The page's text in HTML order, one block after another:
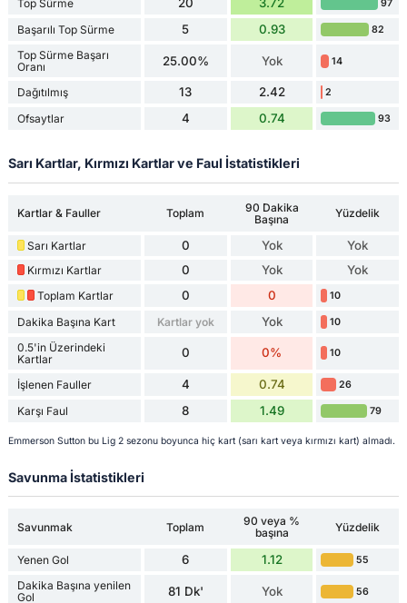
Top Sürme 20 3.72 97
Başarılı Top Sürme 5 0.93 82
Top Sürme Başarı
Oranı
25.00% Yok 14
Dağıtılmış 13 2.42 2
Ofsaytlar 4 0.74 93
Sarı Kartlar, Kırmızı Kartlar ve Faul İstatistikleri
Kartlar & Fauller Toplam
90 Dakika
Başına
Yüzdelik
Sarı Kartlar 0 Yok Yok
Kırmızı Kartlar 0 Yok Yok
Toplam Kartlar 0 0 10
Dakika Başına Kart Kartlar yok Yok 10
0.5'in Üzerindeki
Kartlar
0 0% 10
İşlenen Fauller 4 0.74 26
Karşı Faul 8 1.49 79
Emmerson Sutton bu Lig 2 sezonu boyunca hiç kart (sarı kart veya kırmızı kart) almadı.
Savunma İstatistikleri
Savunmak Toplam
90 veya %
başına
Yüzdelik
Yenen Gol 6 1.12 55
Dakika Başına yenilen
Gol
81 Dk' Yok 56